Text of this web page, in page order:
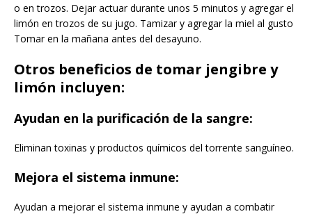
o en trozos. Dejar actuar durante unos 5 minutos y agregar el
limón en trozos de su jugo. Tamizar y agregar la miel al gusto
Tomar en la mañana antes del desayuno.
Otros beneficios de tomar jengibre y
limón incluyen:
Ayudan en la purificación de la sangre:
Eliminan toxinas y productos químicos del torrente sanguíneo.
Mejora el sistema inmune:
Ayudan a mejorar el sistema inmune y ayudan a combatir